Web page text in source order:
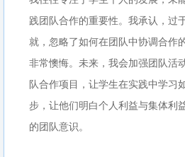
践团队合作的重要性。我承认，过
就，忽略了如何在团队中协调合作
非常懊悔。未来，我会加强团队活
队合作项目，让学生在实践中学习
步，让他们明白个人利益与集体利
的团队意识。